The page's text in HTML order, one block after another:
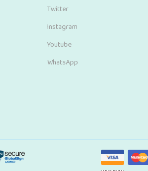
Twitter
Instagram
Youtube
WhatsApp